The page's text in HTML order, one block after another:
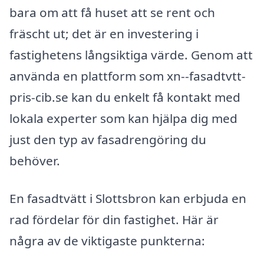
bara om att få huset att se rent och
fräscht ut; det är en investering i
fastighetens långsiktiga värde. Genom att
använda en plattform som xn--fasadtvtt-
pris-cib.se kan du enkelt få kontakt med
lokala experter som kan hjälpa dig med
just den typ av fasadrengöring du
behöver.
En fasadtvätt i Slottsbron kan erbjuda en
rad fördelar för din fastighet. Här är
några av de viktigaste punkterna: